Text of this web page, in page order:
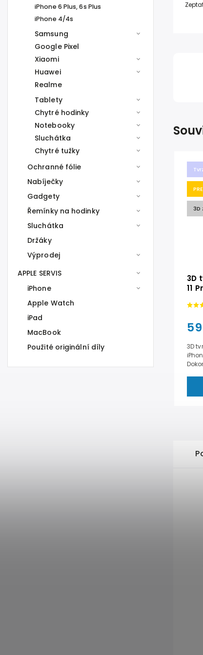
iPhone 6 Plus, 6s Plus
iPhone 4/4s
Samsung
Google Pixel
Xiaomi
Huawei
Realme
Tablety
Chytré hodinky
Notebooky
Sluchátka
Chytré tužky
Ochranné fólie
Nabíječky
Gadgety
Řemínky na hodinky
Sluchátka
Držáky
Výprodej
APPLE SERVIS
iPhone
Apple Watch
iPad
MacBook
Použité originální díly
3D
3D
11
3D